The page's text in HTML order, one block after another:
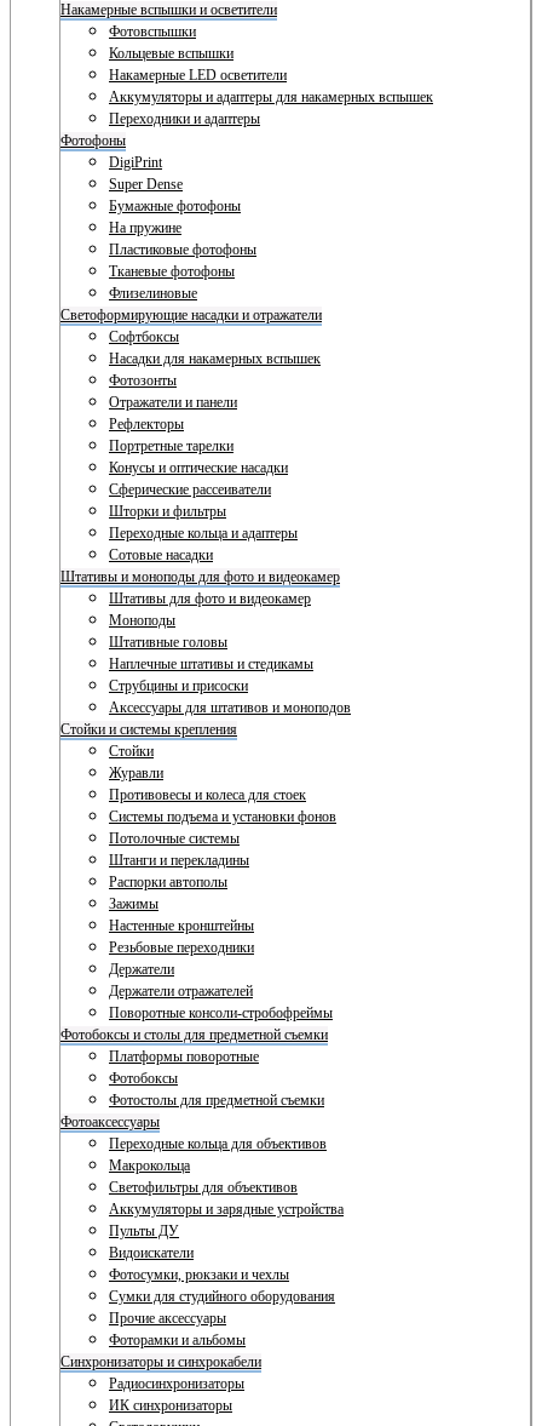
Накамерные вспышки и осветители
Фотовспышки
Кольцевые вспышки
Накамерные LED осветители
Аккумуляторы и адаптеры для накамерных вспышек
Переходники и адаптеры
Фотофоны
DigiPrint
Super Dense
Бумажные фотофоны
На пружине
Пластиковые фотофоны
Тканевые фотофоны
Флизелиновые
Светоформирующие насадки и отражатели
Софтбоксы
Насадки для накамерных вспышек
Фотозонты
Отражатели и панели
Рефлекторы
Портретные тарелки
Конусы и оптические насадки
Сферические рассеиватели
Шторки и фильтры
Переходные кольца и адаптеры
Сотовые насадки
Штативы и моноподы для фото и видеокамер
Штативы для фото и видеокамер
Моноподы
Штативные головы
Наплечные штативы и стедикамы
Струбцины и присоски
Аксессуары для штативов и моноподов
Стойки и системы крепления
Стойки
Журавли
Противовесы и колеса для стоек
Системы подъема и установки фонов
Потолочные системы
Штанги и перекладины
Распорки автополы
Зажимы
Настенные кронштейны
Резьбовые переходники
Держатели
Держатели отражателей
Поворотные консоли-стробофреймы
Фотобоксы и столы для предметной съемки
Платформы поворотные
Фотобоксы
Фотостолы для предметной съемки
Фотоаксессуары
Переходные кольца для объективов
Макрокольца
Светофильтры для объективов
Аккумуляторы и зарядные устройства
Пульты ДУ
Видоискатели
Фотосумки, рюкзаки и чехлы
Сумки для студийного оборудования
Прочие аксессуары
Фоторамки и альбомы
Синхронизаторы и синхрокабели
Радиосинхронизаторы
ИК синхронизаторы